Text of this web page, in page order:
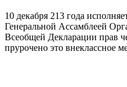
10 декабря 213 года
Генеральной Ассамблеей
Всеобщей Декларации прав
прурочено это внеклассное